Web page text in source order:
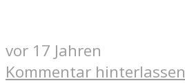
vor 17 Jahren
Kommentar hinterlassen